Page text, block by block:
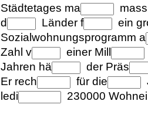
Städtetages ma
d
Länder f ein
Sozialwohnungsprogramm a
Zahl v einer Mill
Jahren hä der Präs
Er rech für die
ledi
230000